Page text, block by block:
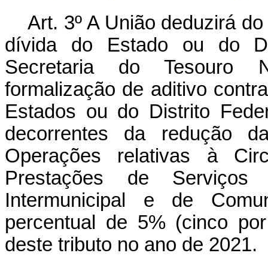
Art. 3º A União deduzirá
dívida do Estado ou do
Secretaria do Tesouro
formalização de aditivo
Estados ou do Distrito
decorrentes da redução
Operações relativas à
Prestações de
Intermunicipal e de
percentual de 5% (cinco
deste tributo no ano de 2021.